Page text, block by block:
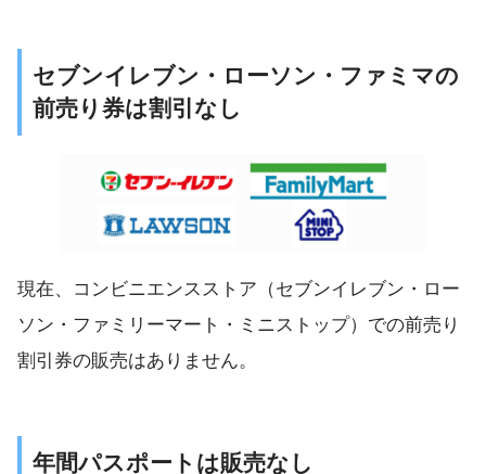
セブンイレブン・ローソン・ファミマの
前売り券は割引なし
現在、コンビニエンスストア（セブンイレブン・ロー
ソン・ファミリーマート・ミニストップ）での前売り
割引券の販売はありません。
年間パスポートは販売なし